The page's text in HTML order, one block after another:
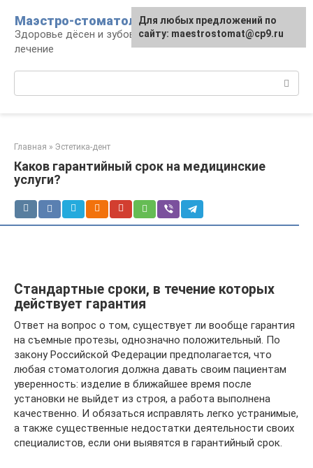
контенту
Маэстро-стоматолог
Здоровье дёсен и зубов, диагностика и
лечение
Главная » Эстетика-дент
Каков гарантийный срок на медицинские
услуги?
Стандартные сроки, в течение которых
действует гарантия
Ответ на вопрос о том, существует ли вообще гарантия
на съемные протезы, однозначно положительный. По
закону Российской Федерации предполагается, что
любая стоматология должна давать своим пациентам
уверенность: изделие в ближайшее время после
установки не выйдет из строя, а работа выполнена
качественно. И обязаться исправлять легко устранимые,
а также существенные недостатки деятельности своих
специалистов, если они выявятся в гарантийный срок.
Для любых предложений по
сайту: maestrostomat@cp9.ru